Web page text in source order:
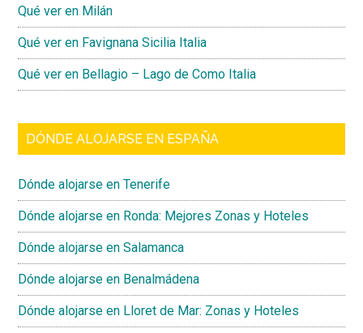
Qué ver en Milán
Qué ver en Favignana Sicilia Italia
Qué ver en Bellagio – Lago de Como Italia
DÓNDE ALOJARSE EN ESPAÑA
Dónde alojarse en Tenerife
Dónde alojarse en Ronda: Mejores Zonas y Hoteles
Dónde alojarse en Salamanca
Dónde alojarse en Benalmádena
Dónde alojarse en Lloret de Mar: Zonas y Hoteles